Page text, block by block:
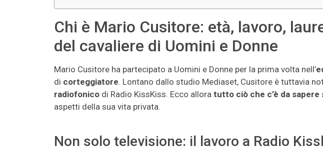
Chi è Mario Cusitore: età, lavoro,
del cavaliere di Uomini e Donne
Mario Cusitore ha partecipato a Uomini e Donne per la prima volta nell’
di corteggiatore. Lontano dallo studio Mediaset, Cusitore è tuttavia
radiofonico di Radio KissKiss. Ecco allora tutto ciò che c’è da sapere
aspetti della sua vita privata.
Non solo televisione: il lavoro a Radio